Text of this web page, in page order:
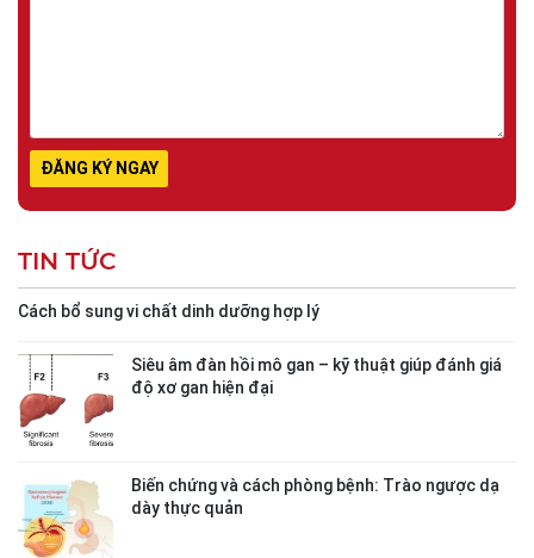
TIN TỨC
Cách bổ sung vi chất dinh dưỡng hợp lý
Siêu âm đàn hồi mô gan – kỹ thuật giúp đánh giá
độ xơ gan hiện đại
Biến chứng và cách phòng bệnh: Trào ngược dạ
dày thực quản